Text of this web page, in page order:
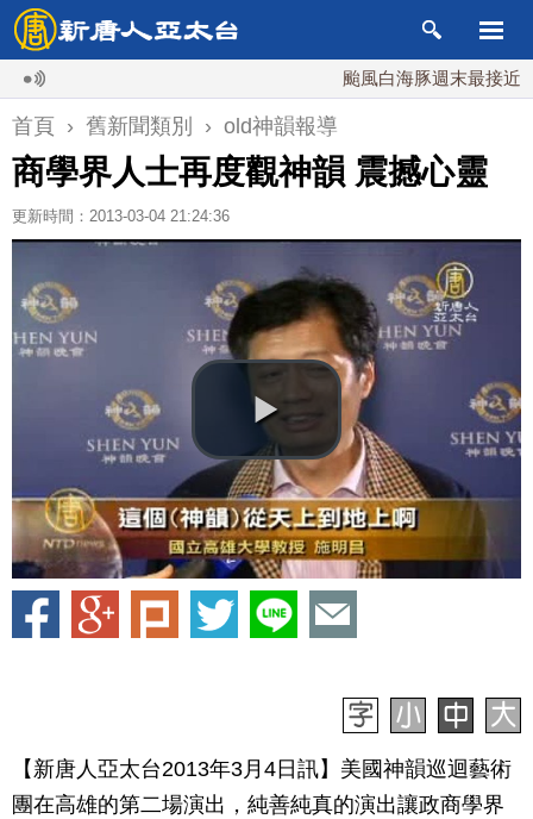
颱風白海豚週末最接近台灣
首頁 › 舊新聞類別 › old神韻報導
商學界人士再度觀神韻 震撼心靈
更新時間：2013-03-04 21:24:36
【新唐人亞太台2013年3月4日訊】美國神韻巡迴藝術
團在高雄的第二場演出，純善純真的演出讓政商學界